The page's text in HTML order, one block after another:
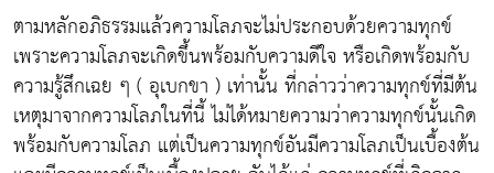
ตามหลักอภิธรรมแล้วความโลภจะไม่ประกอบด้วยความทุกข์
เพราะความโลภจะเกิดขึ้นพร้อมกับความดีใจ หรือเกิดพร้อมกับ
ความรู้สึกเฉย ๆ ( อุเบกขา ) เท่านั้น ที่กล่าวว่าความทุกข์ที่มีต้น
เหตุมาจากความโลภในที่นี้ ไม่ได้หมายความว่าความทุกข์นั้นเกิด
พร้อมกับความโลภ แต่เป็นความทุกข์อันมีความโลภเป็นเบื้องต้น